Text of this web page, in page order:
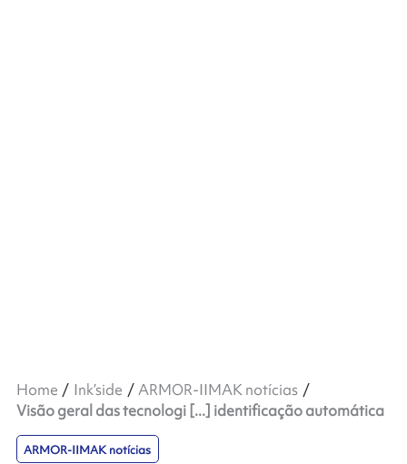
Home Ink’side
ARMOR-IIMAK notícias
Visão geral das tecnologi [...] identificação automática
ARMOR-IIMAK notícias